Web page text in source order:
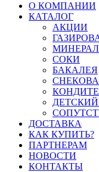
О КОМПАНИИ
КАТАЛОГ
АКЦИИ
СОКИ
БАКАЛЕЯ
ДОСТАВКА
КАК КУПИТЬ?
ПАРТНЕРАМ
НОВОСТИ
КОНТАКТЫ